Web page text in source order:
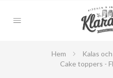
Hem
Kalas
Cake toppers -